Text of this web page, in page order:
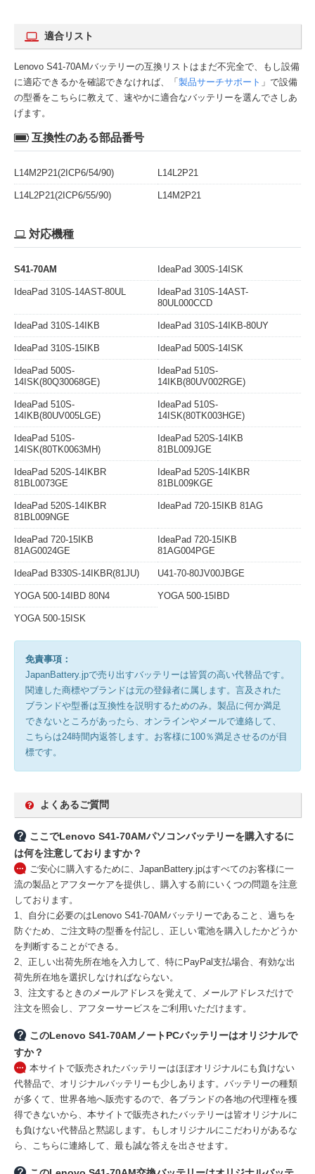
適合リスト
Lenovo S41-70AMバッテリーの互換リストはまだ不完全で、もし設備
に適応できるかを確認できなければ、「 製品サーチサポート 」で設備
の型番をこちらに教えて、速やかに適合なバッテリーを選んでさしあ
げます。
互換性のある部品番号
L14M2P21(2ICP6/54/90) L14L2P21
L14L2P21(2ICP6/55/90) L14M2P21
対応機種
S41-70AM IdeaPad 300S-14ISK
IdeaPad 310S-14AST-80UL
IdeaPad 310S-14AST-
80UL000CCD
IdeaPad 310S-14IKB IdeaPad 310S-14IKB-80UY
IdeaPad 310S-15IKB IdeaPad 500S-14ISK
IdeaPad 500S-
14ISK(80Q30068GE)
IdeaPad 510S-
14IKB(80UV002RGE)
IdeaPad 510S-
14IKB(80UV005LGE)
IdeaPad 510S-
14ISK(80TK003HGE)
IdeaPad 510S-
14ISK(80TK0063MH)
IdeaPad 520S-14IKB
81BL009JGE
IdeaPad 520S-14IKBR
81BL0073GE
IdeaPad 520S-14IKBR
81BL009KGE
IdeaPad 520S-14IKBR
81BL009NGE
IdeaPad 720-15IKB 81AG
IdeaPad 720-15IKB
81AG0024GE
IdeaPad 720-15IKB
81AG004PGE
IdeaPad B330S-14IKBR(81JU) U41-70-80JV00JBGE
YOGA 500-14IBD 80N4 YOGA 500-15IBD
YOGA 500-15ISK
免責事項：
JapanBattery.jpで売り出すバッテリーは皆質の高い代替品です。
関連した商標やブランドは元の登録者に属します。言及された
ブランドや型番は互換性を説明するためのみ。製品に何か満足
できないところがあったら、オンラインやメールで連絡して、
こちらは24時間内返答します。お客様に100％満足させるのが目
標です。
よくあるご質問
ここでLenovo S41-70AMパソコンバッテリーを購入するに
は何を注意しておりますか？
ご安心に購入するために、JapanBattery.jpはすべてのお客様に一
流の製品とアフターケアを提供し、購入する前にいくつの問題を注意
しております。
1、自分に必要のはLenovo S41-70AMバッテリーであること、過ちを
防ぐため、ご注文時の型番を付記し、正しい電池を購入したかどうか
を判断することができる。
2、正しい出荷先所在地を入力して、特にPayPal支払場合、有効な出
荷先所在地を選択しなければならない。
3、注文するときのメールアドレスを覚えて、メールアドレスだけで
注文を照会し、アフターサービスをご利用いただけます。
このLenovo S41-70AMノートPCバッテリーはオリジナルで
すか？
本サイトで販売されたバッテリーはほぼオリジナルにも負けない
代替品で、オリジナルバッテリーも少しあります。バッテリーの種類
が多くて、世界各地へ販売するので、各ブランドの各地の代理権を獲
得できないから、本サイトで販売されたバッテリーは皆オリジナルに
も負けない代替品と黙認します。もしオリジナルにこだわりがあるな
ら、こちらに連絡して、最も誠な答えを出させます。